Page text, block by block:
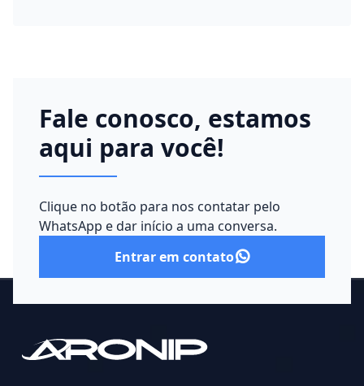
Fale conosco, estamos
aqui para você!
Clique no botão para nos contatar pelo
WhatsApp e dar início a uma conversa.
Entrar em contato